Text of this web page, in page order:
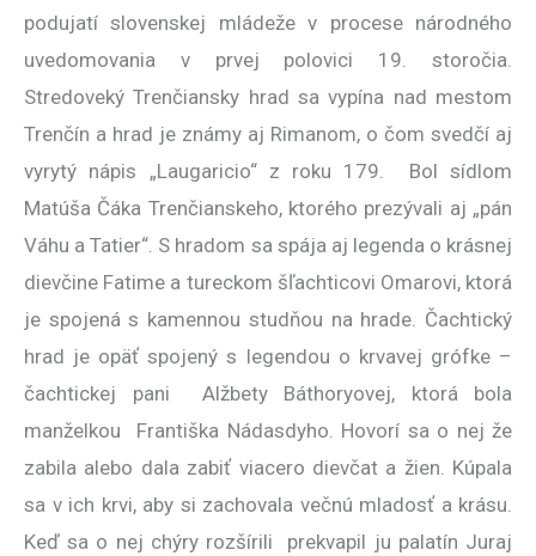
podujatí slovenskej mládeže v procese národného
uvedomovania v prvej polovici 19. storočia.
Stredoveký Trenčiansky hrad sa vypína nad mestom
Trenčín a hrad je známy aj Rimanom, o čom svedčí aj
vyrytý nápis „Laugaricio“ z roku 179. Bol sídlom
Matúša Čáka Trenčianskeho, ktorého prezývali aj „pán
Váhu a Tatier“. S hradom sa spája aj legenda o krásnej
dievčine Fatime a tureckom šľachticovi Omarovi, ktorá
je spojená s kamennou studňou na hrade. Čachtický
hrad je opäť spojený s legendou o krvavej grófke –
čachtickej pani Alžbety Báthoryovej, ktorá bola
manželkou Františka Nádasdyho. Hovorí sa o nej že
zabila alebo dala zabiť viacero dievčat a žien. Kúpala
sa v ich krvi, aby si zachovala večnú mladosť a krásu.
Keď sa o nej chýry rozšírili prekvapil ju palatín Juraj